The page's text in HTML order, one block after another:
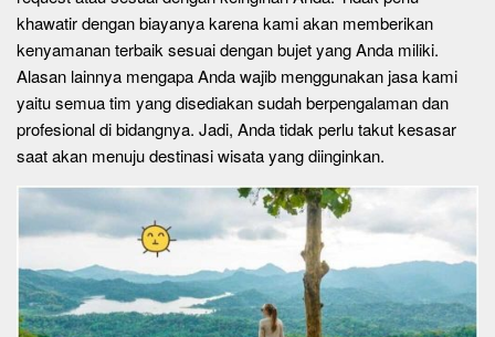
khawatir dengan biayanya karena kami akan memberikan
kenyamanan terbaik sesuai dengan bujet yang Anda miliki.
Alasan lainnya mengapa Anda wajib menggunakan jasa kami
yaitu semua tim yang disediakan sudah berpengalaman dan
profesional di bidangnya. Jadi, Anda tidak perlu takut kesasar
saat akan menuju destinasi wisata yang diinginkan.